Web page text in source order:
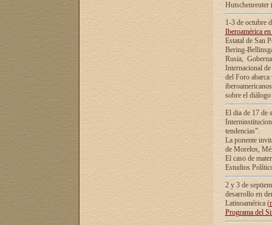
1-3 de octubre
Iberoamérica
Estatal de San
Bering-
Rusia,
Internacional
del Foro
sobre el
El dia de 17 de
tendencias”.
La ponente
de Morelos,
El caso de
Estudios
2 y 3 de
desarrollo en
Latinoamérica (
Programa del